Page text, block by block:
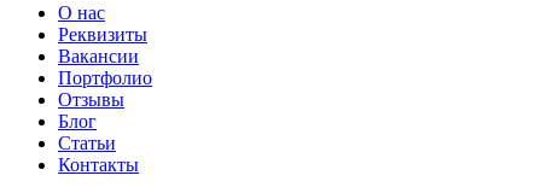
О нас
Реквизиты
Вакансии
Портфолио
Отзывы
Блог
Статьи
Контакты